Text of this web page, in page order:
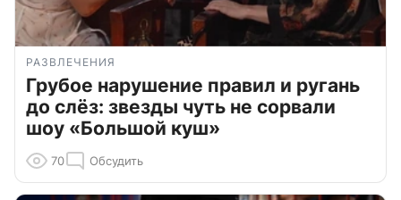
РАЗВЛЕЧЕНИЯ
Грубое нарушение правил и ругань
до слёз: звезды чуть не сорвали
шоу «Большой куш»
70 Обсудить